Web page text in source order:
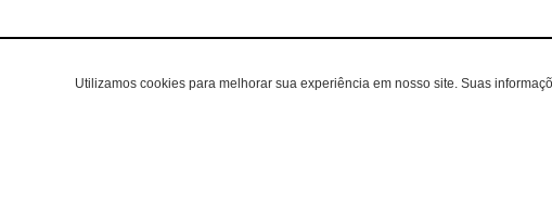
Utilizamos cookies para melhorar sua experiência em nosso site. Suas